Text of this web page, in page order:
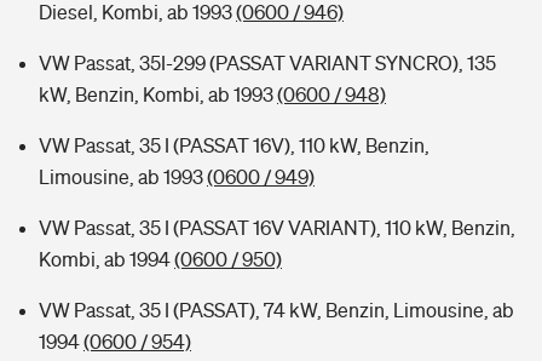
Diesel, Kombi, ab 1993(0600 / 946)
VW Passat, 35I-299 (PASSAT VARIANT SYNCRO), 135
kW, Benzin, Kombi, ab 1993(0600 / 948)
VW Passat, 35 I (PASSAT 16V), 110 kW, Benzin,
Limousine, ab 1993(0600 / 949)
VW Passat, 35 I (PASSAT 16V VARIANT), 110 kW, Benzin,
Kombi, ab 1994(0600 / 950)
VW Passat, 35 I (PASSAT), 74 kW, Benzin, Limousine, ab
1994(0600 / 954)